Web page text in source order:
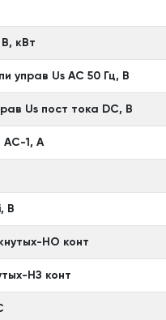
кВт
управ Us AC 50 Гц, В
Us пост тока DC, В
АС-1, А
В
НО конт
НЗ конт